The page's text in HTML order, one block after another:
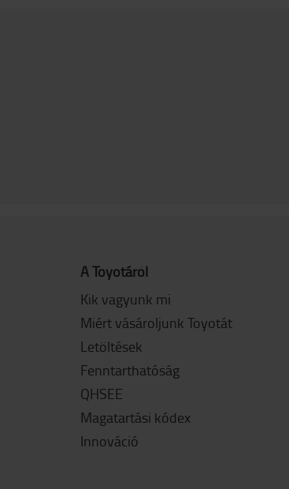
A Toyotáról
Kik vagyunk mi
Miért vásároljunk Toyotát
Letöltések
Fenntarthatóság
QHSEE
Magatartási kódex
Innováció